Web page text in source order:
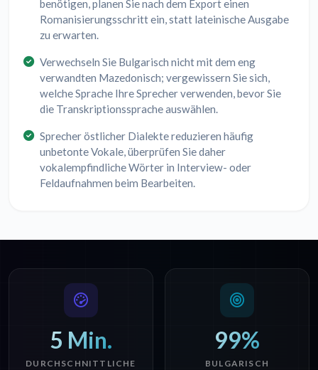
benötigen, planen Sie nach dem Export einen
Romanisierungsschritt ein, statt lateinische Ausgabe
zu erwarten.
Verwechseln Sie Bulgarisch nicht mit dem eng
verwandten Mazedonisch; vergewissern Sie sich,
welche Sprache Ihre Sprecher verwenden, bevor Sie
die Transkriptionssprache auswählen.
Sprecher östlicher Dialekte reduzieren häufig
unbetonte Vokale, überprüfen Sie daher
vokalempfindliche Wörter in Interview- oder
Feldaufnahmen beim Bearbeiten.
5 Min.
DURCHSCHNITTLICHE
99%
BULGARISCH